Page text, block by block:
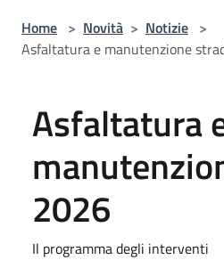
Home > Novità > Notizie >
Asfaltatura e manutenzione
Asfaltatura
2026
Il programma degli interventi